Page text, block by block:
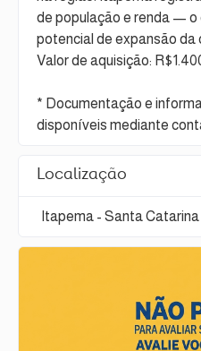
de população e renda —
potencial de expansão da
Valor de aquisição:
* Documentação e
disponíveis mediante
Localização
Itapema - Santa Catarina